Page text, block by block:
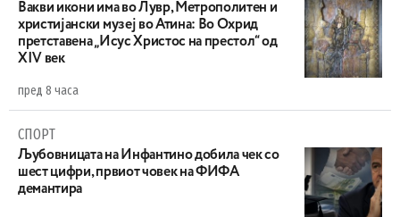
Вакви икони има во Лувр, Метрополитен и
христијански музеј во Атина: Во Охрид
претставена „Исус Христос на престол“ од
XIV век
пред 8 часа
СПОРТ
Љубовницата на Инфантино добила чек со
шест цифри, првиот човек на ФИФА
демантира